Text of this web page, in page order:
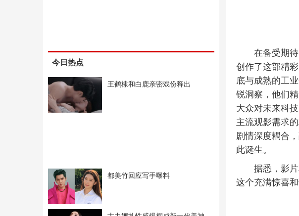
今日热点
王鹤棣和白鹿亲密戏份释出
都美竹回应写手曝料
在备受期
创作了这部精
底与成熟的工
锐洞察，他们
大众对未来科
主流观影需求
剧情深度耦合
此诞生。
据悉，影
这个充满惊喜